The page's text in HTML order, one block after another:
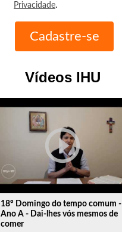
Privacidade.
Vídeos IHU
play_circle_outline
18º Domingo do tempo comum -
Ano A - Dai-lhes vós mesmos de
comer